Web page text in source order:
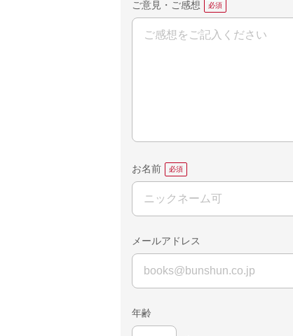
ご意見・ご感想
お名前
メールアドレス
年齢